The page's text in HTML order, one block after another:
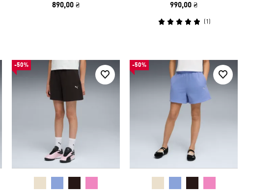
890,00 ₴ 990,00 ₴
(1 )
-50% -50%